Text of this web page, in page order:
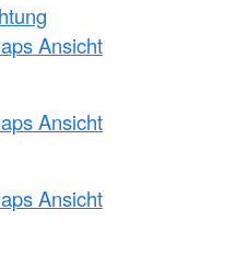
Ansicht
Ansicht
Ansicht